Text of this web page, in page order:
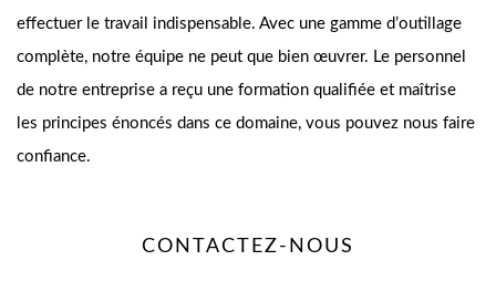
effectuer le travail indispensable. Avec une gamme d’outillage
complète, notre équipe ne peut que bien œuvrer. Le personnel
de notre entreprise a reçu une formation qualifiée et maîtrise
les principes énoncés dans ce domaine, vous pouvez nous faire
confiance.
CONTACTEZ-NOUS